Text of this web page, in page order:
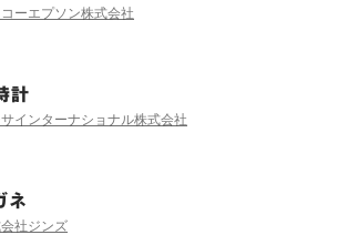
ーエプソン株式会社
計
インターナショナル株式会社
ネ
社ジンズ